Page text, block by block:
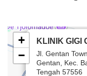
Gentan, Kec.
Tengah 57556
−